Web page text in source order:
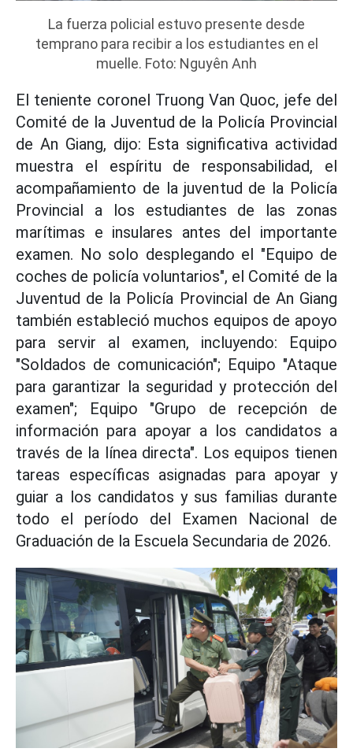
La fuerza policial estuvo presente desde
temprano para recibir a los estudiantes en el
muelle. Foto: Nguyên Anh
El teniente coronel Truong Van Quoc, jefe del
Comité de la Juventud de la Policía Provincial
de An Giang, dijo: Esta significativa actividad
muestra el espíritu de responsabilidad, el
acompañamiento de la juventud de la Policía
Provincial a los estudiantes de las zonas
marítimas e insulares antes del importante
examen. No solo desplegando el "Equipo de
coches de policía voluntarios", el Comité de la
Juventud de la Policía Provincial de An Giang
también estableció muchos equipos de apoyo
para servir al examen, incluyendo: Equipo
"Soldados de comunicación"; Equipo "Ataque
para garantizar la seguridad y protección del
examen"; Equipo "Grupo de recepción de
información para apoyar a los candidatos a
través de la línea directa". Los equipos tienen
tareas específicas asignadas para apoyar y
guiar a los candidatos y sus familias durante
todo el período del Examen Nacional de
Graduación de la Escuela Secundaria de 2026.